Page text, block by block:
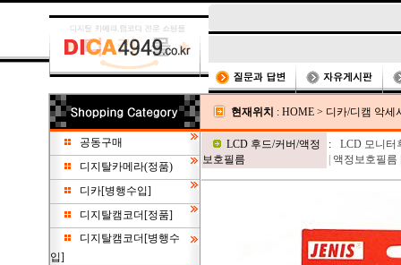
공동구매
디지탈카메라(정품)
디카[병행수입]
디지탈캠코더[정품]
디지탈캠코더[병행수
입]
현재위치 : HOME > 디카/디캠 악세
LCD 후드/커버/액정
보호필름
:
LCD 모니터
액정보호필름